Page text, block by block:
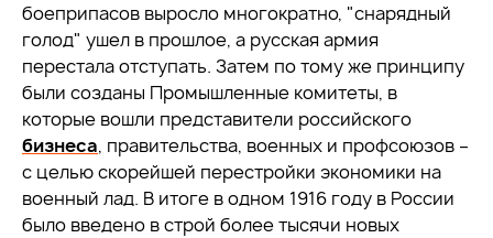
боеприпасов выросло многократно, "снарядный
голод" ушел в прошлое, а русская армия
перестала отступать. Затем по тому же принципу
были созданы Промышленные комитеты, в
которые вошли представители российского
бизнеса, правительства, военных и профсоюзов –
с целью скорейшей перестройки экономики на
военный лад. В итоге в одном 1916 году в России
было введено в строй более тысячи новых